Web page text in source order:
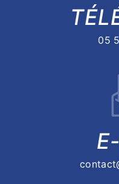
05